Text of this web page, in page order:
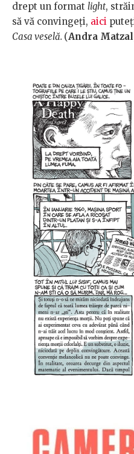
drept un format light,
să vă convingeți, aici
Casa veselă. (Andra Matzal